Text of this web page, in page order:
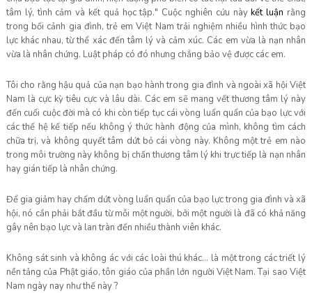
tâm lý, tình cảm và kết quả học tập." Cuộc nghiên cứu nàykết luận rằng
trong bối cảnh gia đình, trẻ em Việt Nam trải nghiệm nhiều hình thức bạo
lực khác nhau, từ thể xác đến tâm lý và cảm xúc. Các em vừa là nạn nhân
vừa là nhân chứng. Luật pháp có đó nhưng chẳng bảo vệ được các em.
Tôi cho rằng hậu quả của nạn bạo hành trong gia đình và ngoài xã hội Việt
Nam là cực kỳ tiêu cực và lâu dài. Các em sẽ mang vết thương tâm lý này
đến cuối cuộc đời mà có khi còn tiếp tục cái vòng luẩn quẩn của bạo lực với
các thế hệ kế tiếp nếu không ý thức hành động của mình, không tìm cách
chữa trị, và không quyết tâm dứt bỏ cái vòng này. Không một trẻ em nào
trong môi trường này không bị chấn thương tâm lý khi trực tiếp là nạn nhân
hay gián tiếp là nhân chứng.
Để gia giảm hay chấm dứt vòng luẩn quẩn của bạo lực trong gia đình và xã
hội, nó cần phải bắt đầu từ mỗi một người, bởi một người là đã có khả năng
gây nên bạo lực và lan tràn đến nhiều thành viên khác.
Không sát sinh và không ác với các loài thú khác… là một trong các triết lý
nền tảng của Phật giáo, tôn giáo của phần lớn người Việt Nam. Tại sao Việt
Nam ngày nay như thế này ?